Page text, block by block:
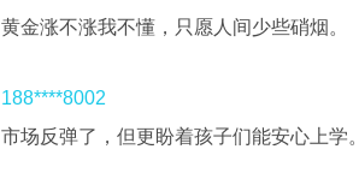
黄金涨不涨我不懂，只愿人间少些硝烟。
188****8002
市场反弹了，但更盼着孩子们能安心上学。